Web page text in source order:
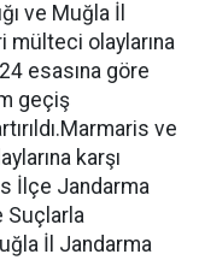
ve Muğla İl
mülteci olaylarına
esasına göre
geçiş
ve
karşı
İlçe Jandarma
Suçlarla
İl Jandarma